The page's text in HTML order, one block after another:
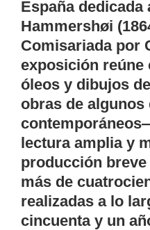
España dedicada
Hammershøi
Comisariada por
exposición reúne
óleos y dibujos
obras de algunos
lectura amplia y
producción
más de
realizadas a lo
cincuenta y un